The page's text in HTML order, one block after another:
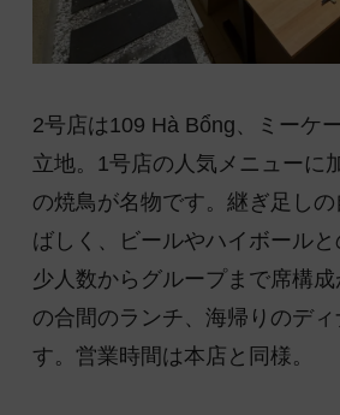
2号店は109 Hà Bổng、ミーケ
立地。1号店の人気メニューに
の焼鳥が名物です。継ぎ足し
ばしく、ビールやハイボールと
少人数からグループまで席構
の合間のランチ、海帰りのデ
す。営業時間は本店と同様。